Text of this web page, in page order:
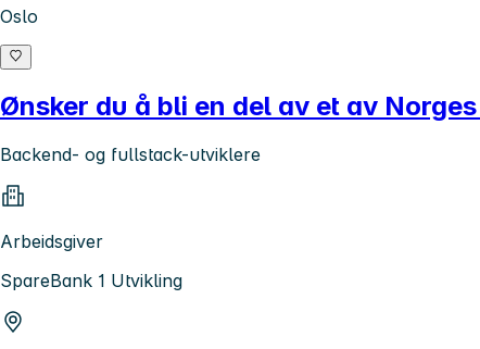
Oslo
Ønsker du å bli en del av et av
Backend- og fullstack-utviklere
Arbeidsgiver
SpareBank 1 Utvikling